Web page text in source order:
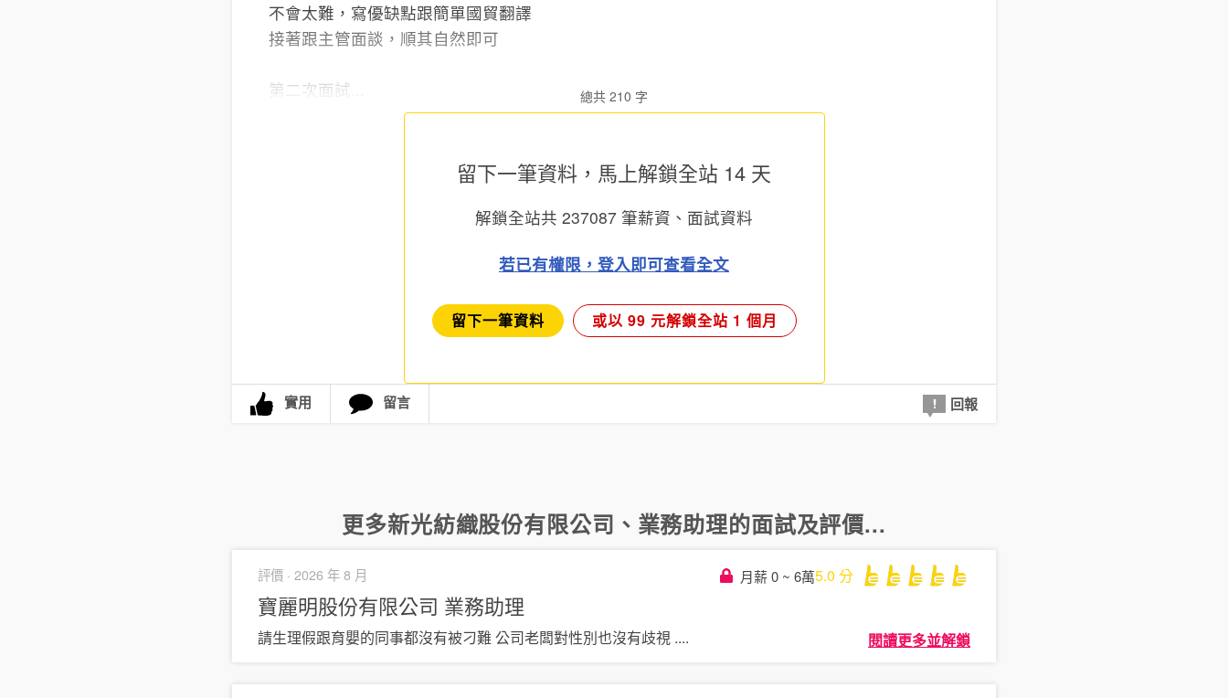
不會太難，寫優缺點跟簡單國貿翻譯
接著跟主管面談，順其自然即可
第二次面試... 總共 210 字
留下一筆資料，馬上解鎖全站 14 天
解鎖全站共 237087 筆薪資、面試資料
若已有權限，登入即可查看全文
留下一筆資料 或以 99 元解鎖全站 1 個月
實用 留言 回報
更多新光紡織股份有限公司 、 業務助理的面試及評價...
評價 · 2026 年 8 月 月薪 0 ~ 6萬5.0 分
寶麗明股份有限公司 業務助理
請生理假跟育嬰的同事都沒有被刁難 公司老闆對性別也沒有歧視 .... 閱讀更多並解鎖